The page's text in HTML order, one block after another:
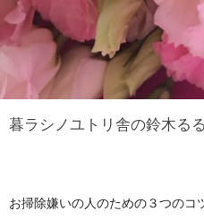
暮ラシノユトリ舎の鈴木る
お掃除嫌いの人のための３つのコ